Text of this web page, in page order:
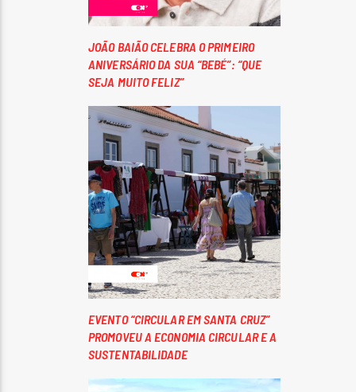
JOÃO BAIÃO CELEBRA O PRIMEIRO
ANIVERSÁRIO DA SUA “BEBÉ”: “QUE
SEJA MUITO FELIZ”
EVENTO “CIRCULAR EM SANTA CRUZ”
PROMOVEU A ECONOMIA CIRCULAR E A
SUSTENTABILIDADE